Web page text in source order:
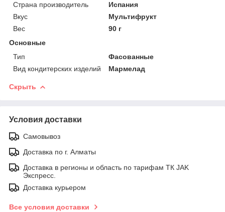
Страна производитель
Испания
Вкус
Мультифрукт
Вес
90 г
Основные
Тип
Фасованные
Вид кондитерских изделий
Мармелад
Скрыть
Условия доставки
Самовывоз
Доставка по г. Алматы
Доставка в регионы и область по тарифам ТК JAK
Экспресс.
Доставка курьером
Все условия доставки